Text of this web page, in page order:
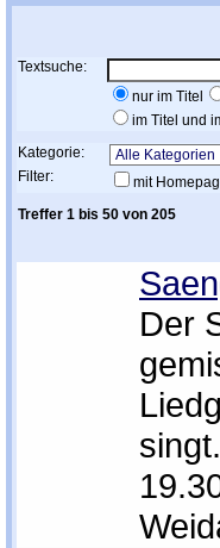
Textsuche:
nur im Titel
im Titel und
Kategorie:
Filter:
mit
Treffer 1 bis 50 von 205
Der